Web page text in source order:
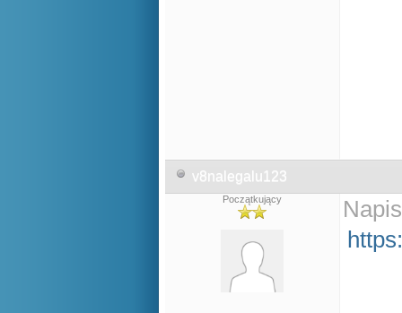
v8nalegalu123
Początkujący